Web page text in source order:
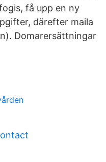
få upp en ny
därefter maila
Domarersättningar